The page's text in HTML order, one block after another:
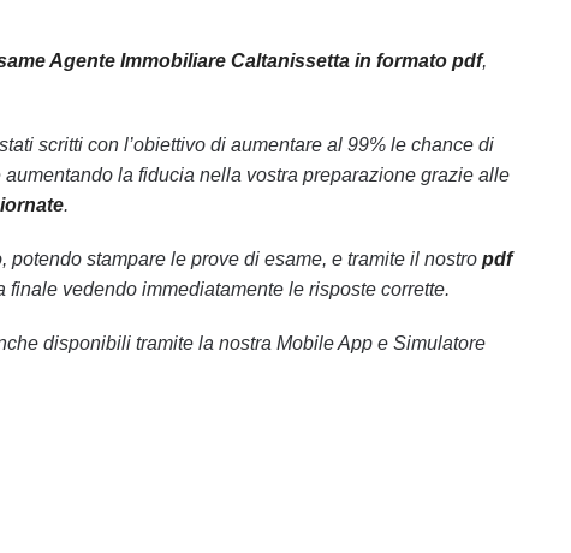
Agente Immobiliare Caltanissetta in formato pdf,
scritti con l’obiettivo di aumentare al 99% le chance di
la fiducia nella vostra preparazione grazie alle
.
stampare le prove di esame, e tramite il nostro pdf
vedendo immediatamente le risposte corrette.
disponibili tramite la nostra Mobile App e Simulatore